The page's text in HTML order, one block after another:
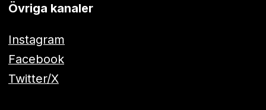
Övriga kanaler
Instagram
Facebook
Twitter/X